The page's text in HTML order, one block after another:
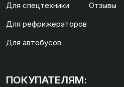
Для спецтехники
Для рефрижераторов
Для автобусов
Отзывы
ПОКУПАТЕЛЯМ: